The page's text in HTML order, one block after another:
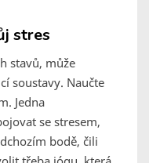
stres
stavů, může
soustavy. Naučte
Jedna
se stresem,
bodě, čili